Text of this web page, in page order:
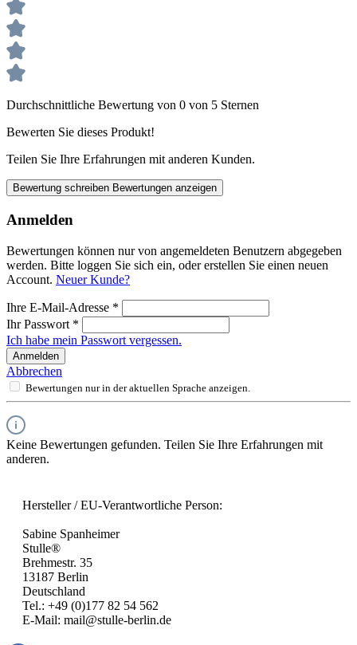
Durchschnittliche Bewertung von 0 von 5 Sternen
Bewerten Sie dieses Produkt!
Teilen Sie Ihre Erfahrungen mit anderen Kunden.
Bewertung schreiben Bewertungen anzeigen
Anmelden
Bewertungen können nur von angemeldeten Benutzern abgegeben
werden. Bitte loggen Sie sich ein, oder erstellen Sie einen neuen
Account. Neuer Kunde?
Ihre E-Mail-Adresse *
Ihr Passwort *
Ich habe mein Passwort vergessen.
Anmelden
Abbrechen
Bewertungen nur in der aktuellen Sprache anzeigen.
Keine Bewertungen gefunden. Teilen Sie Ihre Erfahrungen mit
anderen.
Hersteller / EU-Verantwortliche Person:
Sabine Spanheimer
Stulle®
Brehmestr. 35
13187 Berlin
Deutschland
Tel.: +49 (0)177 82 54 562
E-Mail: mail@stulle-berlin.de